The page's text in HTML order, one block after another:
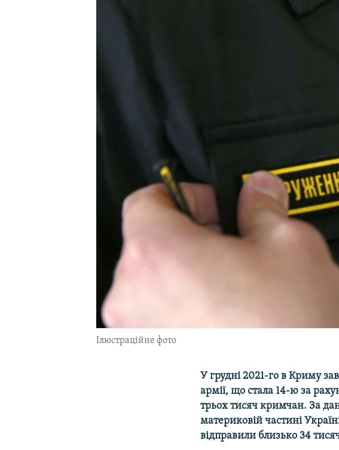
Ілюстраційне фото
У грудні 2021-го в Криму
армії, що стала 14-ю за
трьох тисяч кримчан. За
материковій частині
відправили близько 34